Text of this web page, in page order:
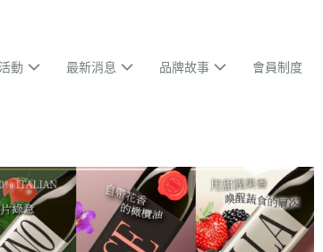
動 最新消息 品牌故事 會員制度